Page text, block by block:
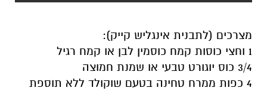
מצרכים (לתבנית אינגליש קייק):
1 וחצי כוסות קמח כוסמין לבן או קמח רגיל
3/4 כוס יוגורט טבעי או שמנת חמוצה
4 כפות ממרח טחינה בטעם שוקולד ללא תוספת